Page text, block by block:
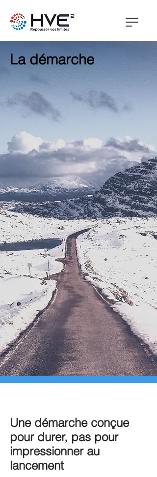
La démarche
Une démarche conçue
pour durer, pas pour
impressionner au
lancement